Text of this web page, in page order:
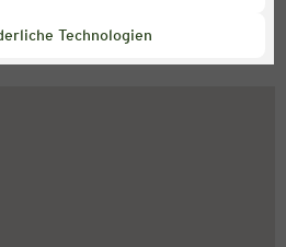
Technologien